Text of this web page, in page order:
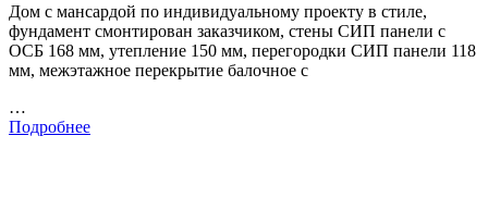
Дом с мансардой по индивидуальному проекту в стиле,
фундамент смонтирован заказчиком, стены СИП панели с
ОСБ 168 мм, утепление 150 мм, перегородки СИП панели 118
мм, межэтажное перекрытие балочное с
…
Подробнее